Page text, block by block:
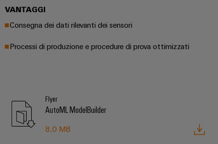
VANTAGGI
Consegna dei dati rilevanti dei sensori
Processi di produzione e procedure di prova ottimizzati
Flyer
AutoML ModelBuilder
8,0 MB